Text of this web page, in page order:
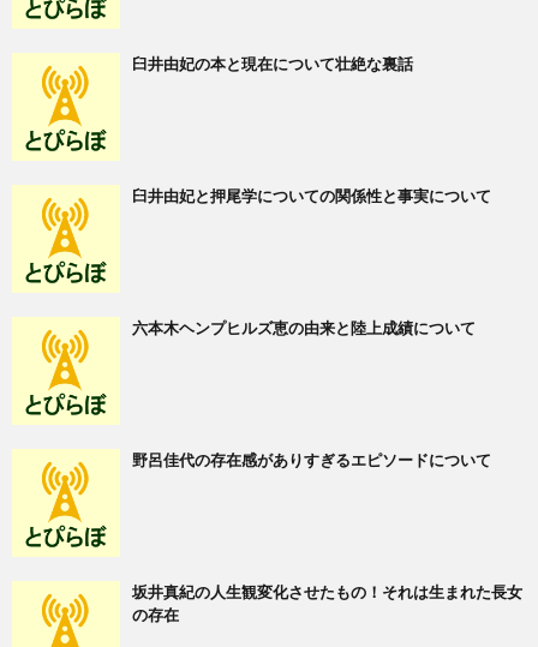
臼井由妃の本と現在について壮絶な裏話
臼井由妃と押尾学についての関係性と事実について
六本木ヘンプヒルズ恵の由来と陸上成績について
野呂佳代の存在感がありすぎるエピソードについて
坂井真紀の人生観変化させたもの！それは生まれた長女
の存在